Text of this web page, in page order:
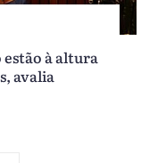
à altura
avalia